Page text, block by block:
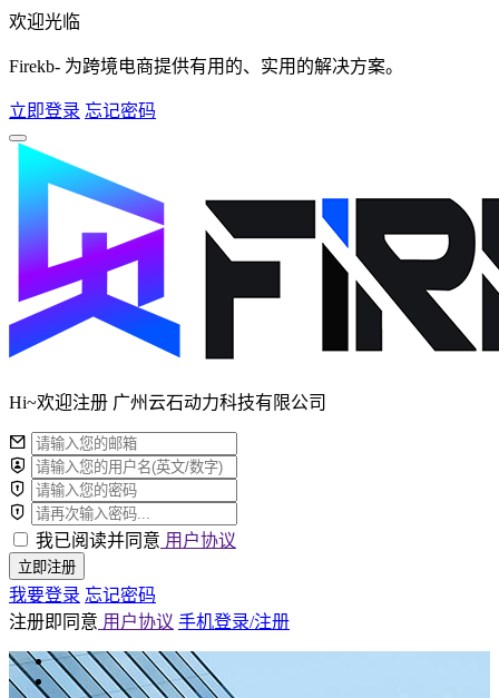
欢迎光临
Firekb- 为跨境电商提供有用的、实用的解决方案。
立即登录 忘记密码
Hi~欢迎注册 广州云石动力科技有限公司
我已阅读并同意 用户协议
立即注册
我要登录 忘记密码
注册即同意 用户协议 手机登录/注册